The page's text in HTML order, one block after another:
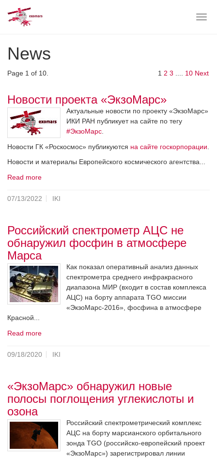
mainNews
Page 1 of 10. 1 2 3 10 Next
Новости проекта «ЭкзоМарс»
Актуальные новости по проекту «ЭкзоМарс»
ИКИ РАН публикует на сайте по тегу
#ЭкзоМарс
Новости ГК «Роскосмос» публикуются на сайте госкорпорации
Новости и материалы Европейского космического агентства...
Read more
07/13/2022 IKI
Российский спектрометр АЦС не
обнаружил фосфин в атмосфере
Марса
Как показал оперативный анализ данных
спектрометра среднего инфракрасного
диапазона МИР (входит в состав комплекса
АЦС) на борту аппарата TGO миссии
«ЭкзоМарс-2016», фосфина в атмосфере
Красной...
Read more
09/18/2020 IKI
«ЭкзоМарс» обнаружил новые
полосы поглощения углекислоты и
озона
Российский спектрометрический комплекс
АЦС на борту марсианского орбитального
зонда TGO (российско-европейский проект
«ЭкзоМарс») зарегистрировал линии